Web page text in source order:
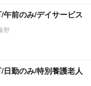
午前のみ/デイサービス
野
日勤のみ/特別養護老人